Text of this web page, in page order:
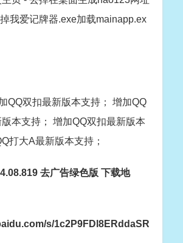
我爱记牌器.exe加载mainapp.ex
QQ双扣最新版本支持； 增加QQ
本支持； 增加QQ双扣最新版本
打大A最新版本支持；
去广告绿色版 下载地
s/1c2P9FDl8ERddaSR